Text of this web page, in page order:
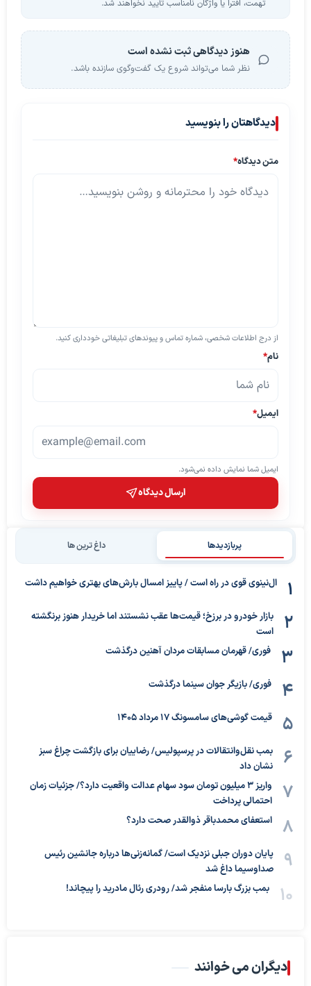
تهمت، افترا یا واژگان نامناسب تأیید نخواهند شد.
هنوز دیدگاهی ثبت نشده است
نظر شما می‌تواند شروع یک گفت‌وگوی سازنده باشد.
دیدگاهتان را بنویسید
متن دیدگاه*
از درج اطلاعات شخصی، شماره تماس و پیوندهای تبلیغاتی خودداری کنید.
نام*
ایمیل*
ایمیل شما نمایش داده نمی‌شود.
ارسال دیدگاه
پربازدیدها داغ ترین ها
ال‌نینوی قوی در راه است / پاییز امسال بارش‌های بهتری خواهیم داشت
بازار خودرو در برزخ؛ قیمت‌ها عقب نشستند اما خریدار هنوز برنگشته
است
فوری/ قهرمان مسابقات مردان آهنین درگذشت
فوری/ بازیگر جوان سینما درگذشت
قیمت گوشی‌های سامسونگ 17 مرداد 1405
بمب نقل‌وانتقالات در پرسپولیس/ رضاییان برای بازگشت چراغ سبز
نشان داد
واریز ۳ میلیون تومان سود سهام عدالت واقعیت دارد؟/ جزئیات زمان
احتمالی پرداخت
استعفای محمدباقر ذوالقدر صحت دارد؟
پایان دوران جبلی نزدیک است/ گمانه‌زنی‌ها درباره جانشین رئیس
صداوسیما داغ شد
بمب بزرگ بارسا منفجر شد/ رودری رئال مادرید را پیچاند!
دیگران می خوانند